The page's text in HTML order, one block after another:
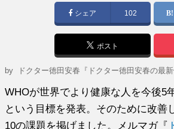
シェア 102
ポスト
by ドクター徳田安春『ドクター徳田安春の最新
WHOが世界でより健康な人を今後5
という目標を発表。そのために改善
10の課題を掲げました。メルマガ『